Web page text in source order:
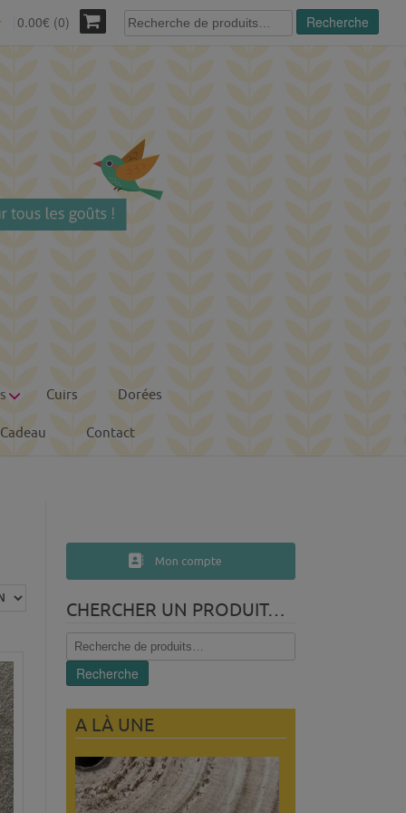
0.00€ (0)
Recherche
pour :
Recherche
Cuirs Dorées
Contact
Mon compte
CHERCHER UN PRODUIT…
Recherche
pour :
Recherche
A LÀ UNE